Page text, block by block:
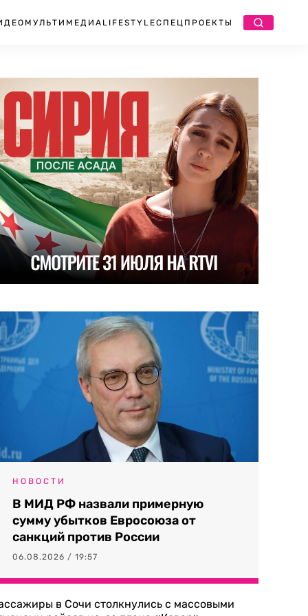
МУЛЬТИМЕДИА LIFESTYLEСПЕЦПРОЕКТЫ
НОВОСТИ
В МИД РФ назвали примерную
сумму убытков Евросоюза от
санкций против России
06.08.2026 / 19:57
в Сочи столкнулись с массовыми